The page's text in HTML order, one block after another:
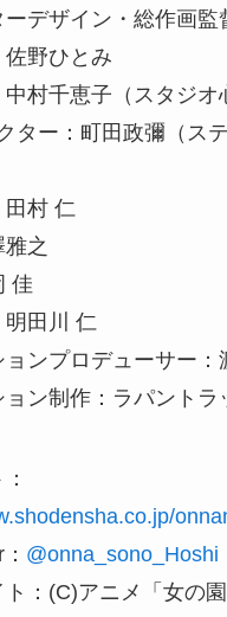
ーデザイン・総作画監
野ひとみ
村千恵子（スタジオ
ター：町田政彌（ス
田村 仁
之
佳
明田川 仁
ンプロデューサー：
ン制作：ラパントラ
@onna_sono_Hoshi
ト：(C)アニメ「女の